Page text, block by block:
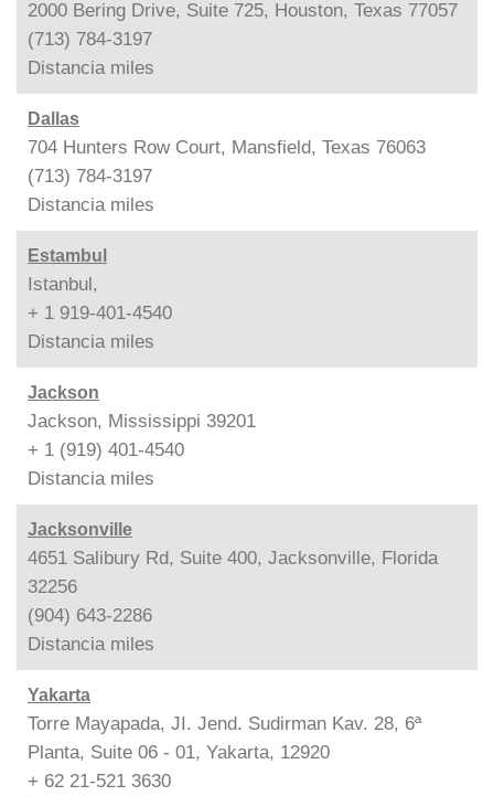
2000 Bering Drive, Suite 725, Houston, Texas 77057
(713) 784-3197
Distancia miles
Dallas
704 Hunters Row Court, Mansfield, Texas 76063
(713) 784-3197
Distancia miles
Estambul
Istanbul,
+ 1 919-401-4540
Distancia miles
Jackson
Jackson, Mississippi 39201
+ 1 (919) 401-4540
Distancia miles
Jacksonville
4651 Salibury Rd, Suite 400, Jacksonville, Florida
32256
(904) 643-2286
Distancia miles
Yakarta
Torre Mayapada, JI. Jend. Sudirman Kav. 28, 6ª
Planta, Suite 06 - 01, Yakarta, 12920
+ 62 21-521 3630